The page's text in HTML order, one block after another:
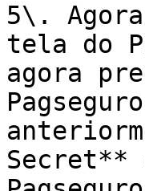
5\.
tela do
agora
Secret**